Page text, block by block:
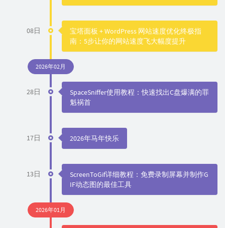
08日
宝塔面板 + WordPress 网站速度优化终极指
南：5步让你的网站速度飞大幅度提升
2026年02月
28日
SpaceSniffer使用教程：快速找出C盘爆满的罪
魁祸首
17日 2026年马年快乐
13日
ScreenToGif详细教程：免费录制屏幕并制作G
IF动态图的最佳工具
2026年01月